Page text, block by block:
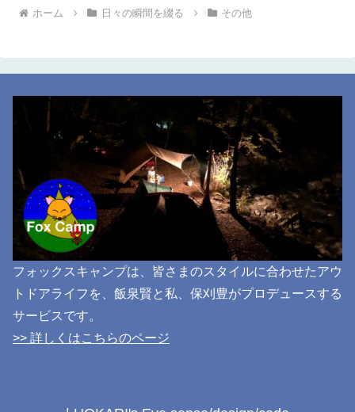
ホーム 日々の瞬間を綴る その他
フォックスキャンプは、皆さまのスタイルに合わせたアウ
トドアライフを、飯泉賢と私、保刈豊がプロデュースする
サービスです。
>> 詳しくはこちらのページ